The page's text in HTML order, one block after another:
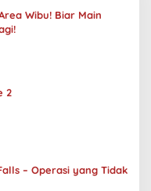
Wibu! Biar Main
2
– Operasi yang Tidak